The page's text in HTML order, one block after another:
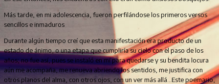
Más tarde, en mi adolescencia, fueron perfilándose los primeros versos
sencillos e inmaduros
Durante algún tiempo creí que esta manifestación era producto de un
estado de ánimo, o una etapa que cumpliría su cielo con el paso de los
años; no fue así, pues se instaló en mí para quedarse y su bendita locura
aún me acompaña, me renueva abriendo los sentidos, me justifica con
otros planos del alma, con otros ojos, con un ver más allá...Este poemario,